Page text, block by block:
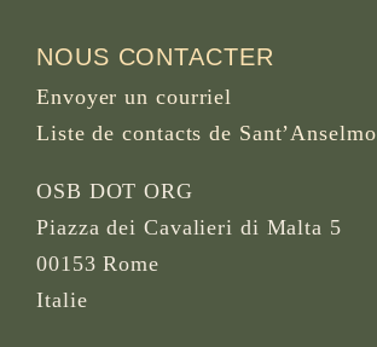
NOUS CONTACTER
Envoyer un courriel
Liste de contacts de Sant’Anselmo
OSB DOT ORG
Piazza dei Cavalieri di Malta 5
00153 Rome
Italie